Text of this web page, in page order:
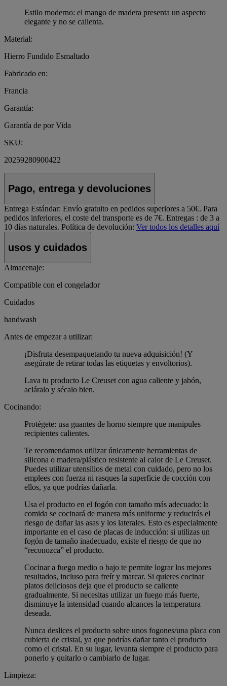
Estilo moderno: el mango de madera presenta un aspecto
elegante y no se calienta.
Material:
Hierro Fundido Esmaltado
Fabricado en:
Francia
Garantía:
Garantía de por Vida
SKU:
20259280900422
Pago, entrega y devoluciones
Entrega Estándar: Envío gratuito en pedidos superiores a 50€. Para
pedidos inferiores, el coste del transporte es de 7€. Entregas : de 3 a
10 días naturales. Política de devolución: Ver todos los detalles aquí
usos y cuidados
Almacenaje:
Compatible con el congelador
Cuidados
handwash
Antes de empezar a utilizar:
¡Disfruta desempaquetando tu nueva adquisición! (Y
asegúrate de retirar todas las etiquetas y envoltorios).
Lava tu producto Le Creuset con agua caliente y jabón,
acláralo y sécalo bien.
Cocinando:
Protégete: usa guantes de horno siempre que manipules
recipientes calientes.
Te recomendamos utilizar únicamente herramientas de
silicona o madera/plástico resistente al calor de Le Creuset.
Puedes utilizar utensilios de metal con cuidado, pero no los
emplees con fuerza ni rasques la superficie de cocción con
ellos, ya que podrías dañarla.
Usa el producto en el fogón con tamaño más adecuado: la
comida se cocinará de manera más uniforme y reducirás el
riesgo de dañar las asas y los laterales. Esto es especialmente
importante en el caso de placas de inducción: si utilizas un
fogón de tamaño inadecuado, existe el riesgo de que no
“reconozca” el producto.
Cocinar a fuego medio o bajo te permite lograr los mejores
resultados, incluso para freír y marcar. Si quieres cocinar
platos deliciosos deja que el producto se caliente
gradualmente. Si necesitas utilizar un fuego más fuerte,
disminuye la intensidad cuando alcances la temperatura
deseada.
Nunca deslices el producto sobre unos fogones/una placa con
cubierta de cristal, ya que podrías dañar tanto el producto
como el cristal. En su lugar, levanta siempre el producto para
ponerlo y quitarlo o cambiarlo de lugar.
Limpieza: